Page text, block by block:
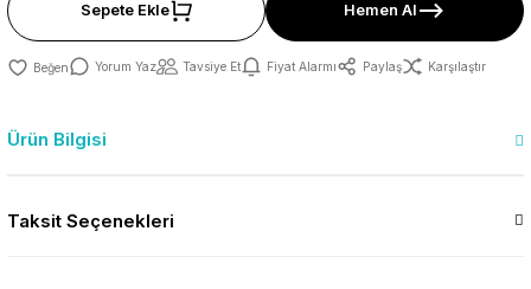
Sepete Ekle Hemen Al
Yorum Yaz Tavsiye Et Fiyat Alarmı Paylaş Karşılaştır
Ürün Bilgisi
Taksit Seçenekleri